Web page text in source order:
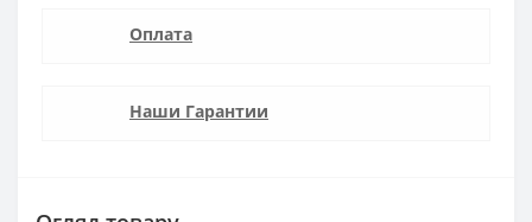
Оплата
Наши Гарантии